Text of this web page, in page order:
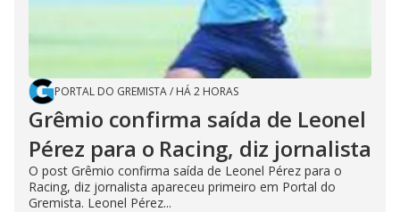
PORTAL DO GREMISTA/ HÁ 2 HORAS
Grêmio confirma saída de Leonel
Pérez para o Racing, diz jornalista
O post Grêmio confirma saída de Leonel Pérez para o
Racing, diz jornalista apareceu primeiro em Portal do
Gremista. Leonel Pérez...